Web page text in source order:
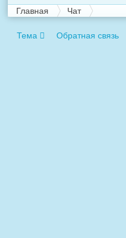
Главная Чат
Тема Обратная связь